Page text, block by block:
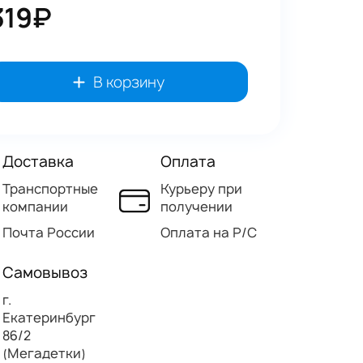
В корзину
Доставка
Транспортные
компании
Почта России
Оплата
Курьеру при
получении
Оплата на Р/C
Самовывоз
г.
Екатеринбург
86/2
(Мегадетки)